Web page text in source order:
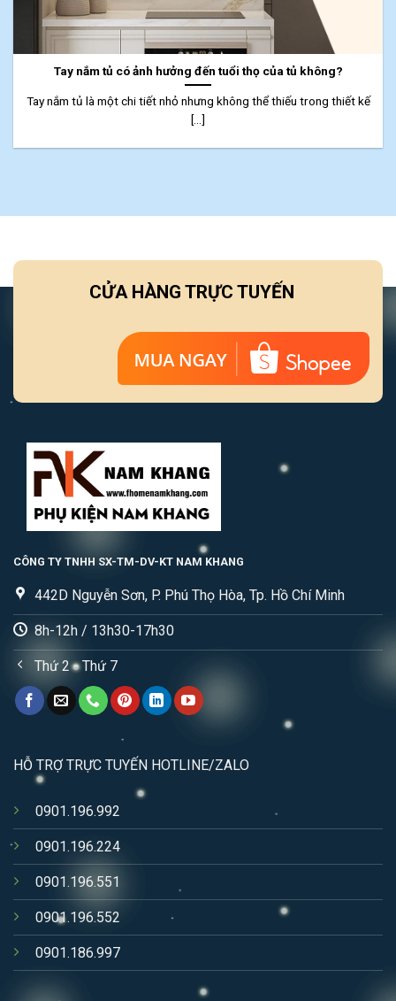
Tay nắm tủ có ảnh hưởng đến tuổi thọ của tủ không?
Tay nắm tủ là một chi tiết nhỏ nhưng không thể thiếu trong thiết kế
[...]
CỬA HÀNG TRỰC TUYẾN
CÔNG TY TNHH SX-TM-DV-KT NAM KHANG
442D Nguyễn Sơn, P. Phú Thọ Hòa, Tp. Hồ Chí Minh
8h-12h / 13h30-17h30
Thứ 2 - Thứ 7
HỖ TRỢ TRỰC TUYẾN HOTLINE/ZALO
0901.196.992
0901.196.224
0901.196.551
0901.196.552
0901.186.997